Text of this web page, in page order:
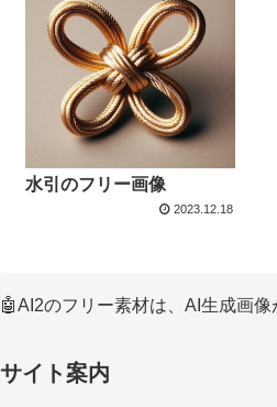
水引のフリー画像
2023.12.18
🤖AI2のフリー素材は、AI生成画像
サイト案内